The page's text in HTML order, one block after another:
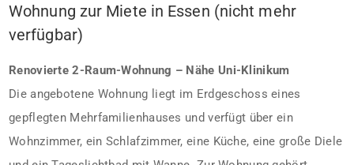
Wohnung zur Miete in Essen (nicht mehr
verfügbar)
Renovierte 2-Raum-Wohnung – Nähe Uni-Klinikum
Die angebotene Wohnung liegt im Erdgeschoss eines
gepflegten Mehrfamilienhauses und verfügt über ein
Wohnzimmer, ein Schlafzimmer, eine Küche, eine große Diele